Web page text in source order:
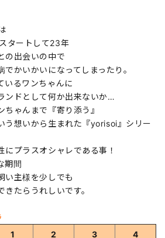
タートして23年
の出会いの中で
かいかいになってしまったり。
いるワンちゃんに
ンドとして何か出来ないか…
ゃんまで『寄り添う』
う想いから生まれた『yorisoi』シリー
プラスオシャレである事！
期間
い主様を少しでも
たらうれしいです。
1 2 3 4